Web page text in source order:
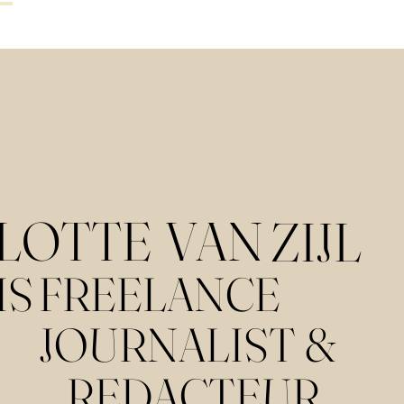
FREELANCE
VANZIJL
JOURNALIST &